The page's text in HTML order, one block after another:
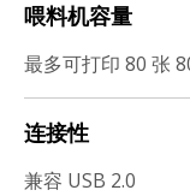
喂料机容量
最多可打印 80 张
连接性
兼容 USB 2.0